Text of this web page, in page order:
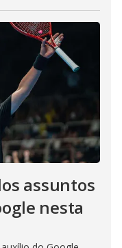
assuntos
nesta